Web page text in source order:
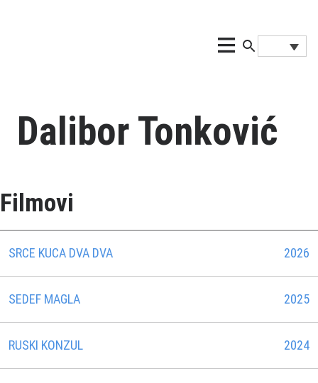
Dalibor Tonković
Filmovi
SRCE KUCA DVA DVA 2026
SEDEF MAGLA 2025
RUSKI KONZUL 2024